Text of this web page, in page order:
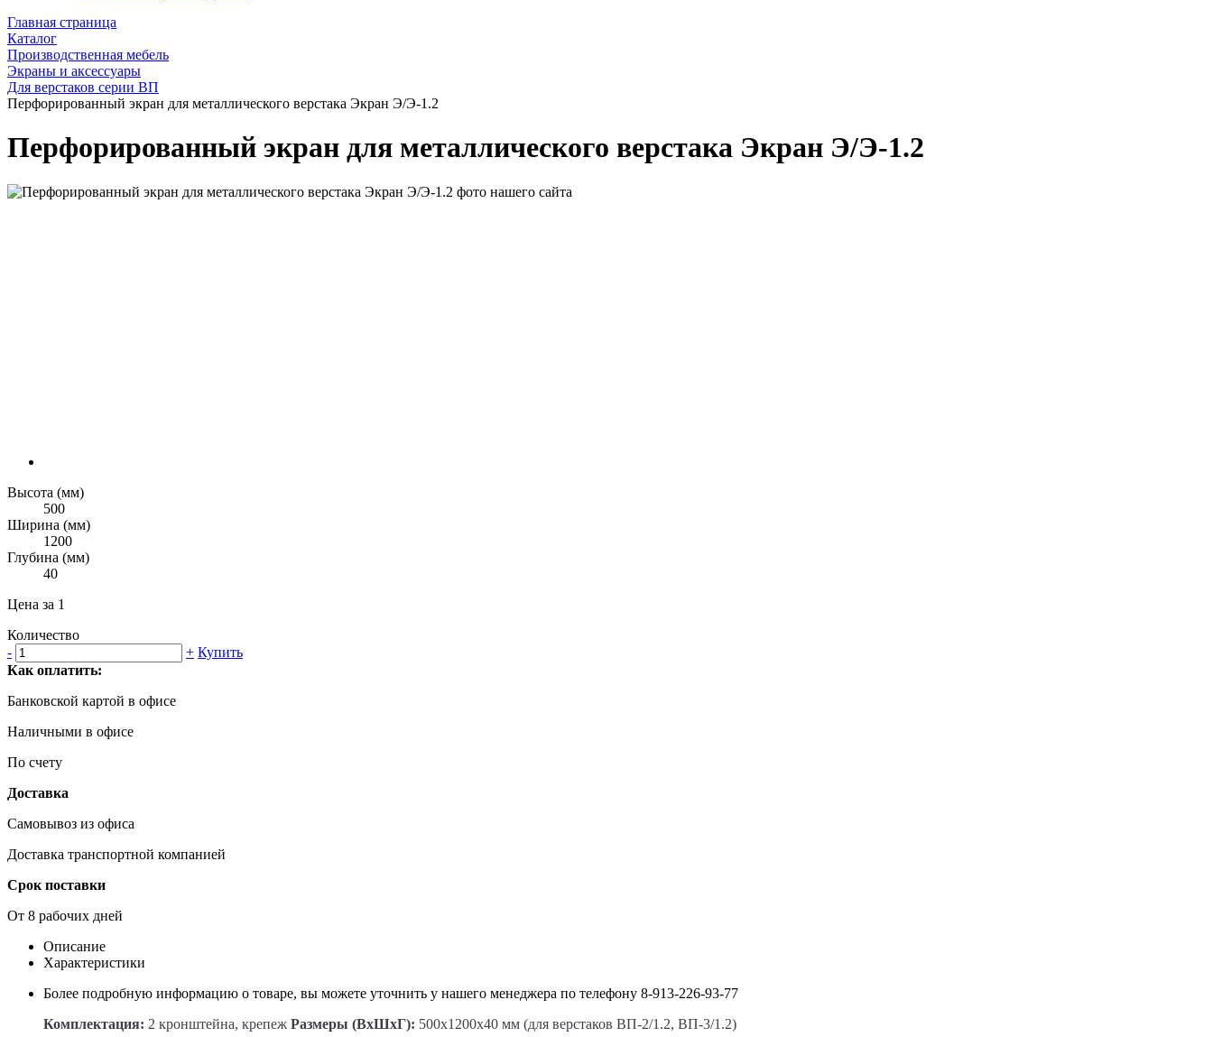
Главная страница
Каталог
Производственная мебель
Экраны и аксессуары
Для верстаков серии ВП
Перфорированный экран для металлического верстака Экран Э/Э-1.2
Перфорированный экран для металлического верстака Экран Э/Э-1.2
Высота (мм)
500
Ширина (мм)
1200
Глубина (мм)
40
Цена за 1
Количество
-
+ Купить
Как оплатить:
Банковской картой в офисе
Наличными в офисе
По счету
Доставка
Самовывоз из офиса
Доставка транспортной компанией
Срок поставки
От 8 рабочих дней
Описание
Характеристики
Более подробную информацию о товаре, вы можете уточнить у нашего менеджера по телефону 8-913-226-93-77
Комплектация: 2 кронштейна, крепеж Размеры (ВхШхГ): 500х1200х40 мм (для верстаков ВП-2/1.2, ВП-3/1.2)